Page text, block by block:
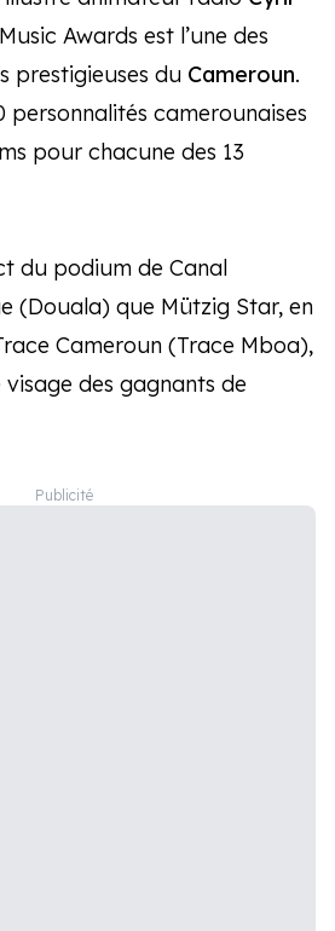
Awards est l’une des
prestigieuses du Cameroun.
personnalités camerounaises
pour chacune des 13
du podium de Canal
(Douala) que Mützig Star, en
Cameroun (Trace Mboa),
des gagnants de